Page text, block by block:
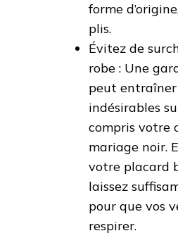
forme
plis.
Évitez de
robe : Une
peut entraîner
indésirables
compris votre
mariage noir.
votre placard
laissez
pour que vos
respirer.